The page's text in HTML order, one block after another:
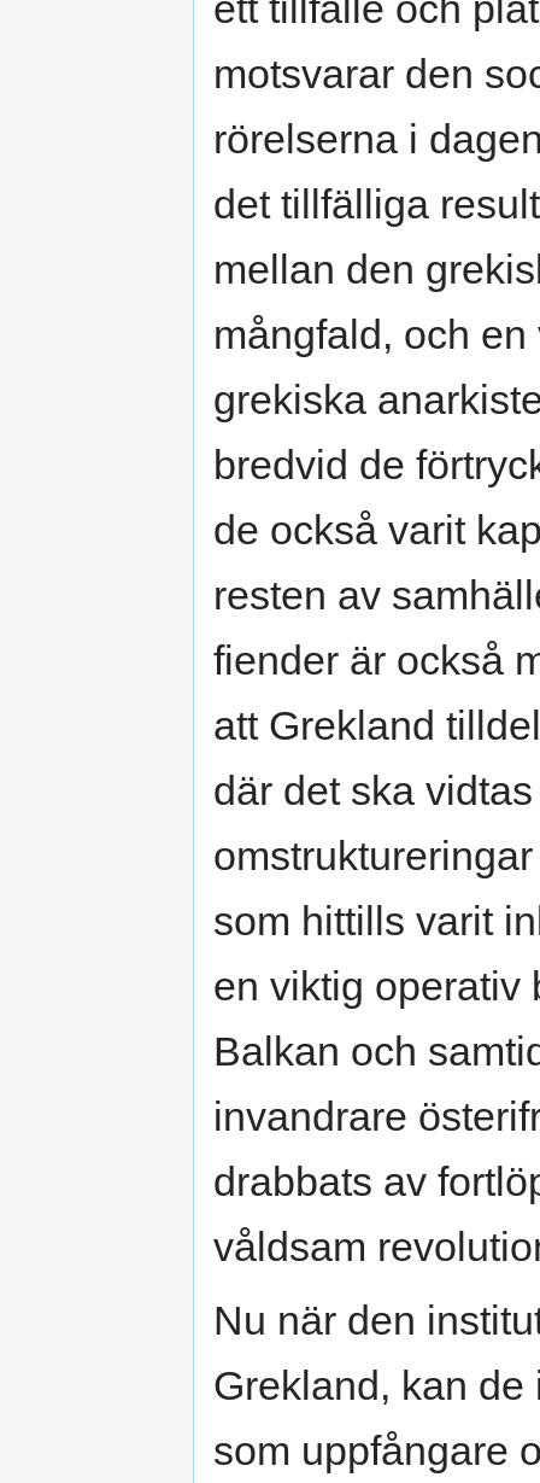
motsvarar den
rörelserna i
det tillfälliga
mellan den
mångfald, och
grekiska
bredvid de
de också varit
resten av
fiender är också
att Grekland
där det ska
som hittills varit
en viktig operativ
Balkan och
invandrare
drabbats av
våldsam
Nu när den
Grekland, kan
som uppfångare